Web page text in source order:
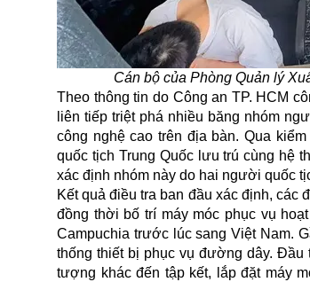
Cán bộ của Phòng Quản lý
Theo thông tin do Công an TP. HCM
liên tiếp triệt phá nhiều băng nhóm
công nghệ cao trên địa bàn. Qua
quốc tịch Trung Quốc lưu trú cùng hệ
xác định nhóm này do hai người quốc
Kết quả điều tra ban đầu xác định,
đồng thời bố trí máy móc phục vụ
Campuchia trước lúc sang Việt Nam.
thống thiết bị phục vụ đường dây.
tượng khác đến tập kết, lắp đặt máy